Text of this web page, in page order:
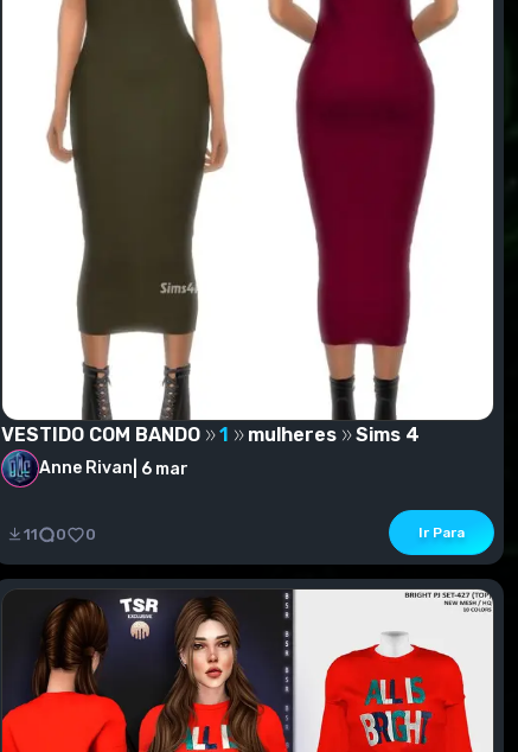
VESTIDO COM BANDO 1 mulheres Sims 4
Anne Rivan 6 mar
11 0 0 Ir Para